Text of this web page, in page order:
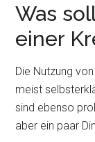
Was
einer
Die Nutzung
meist
sind ebenso
aber ein paar